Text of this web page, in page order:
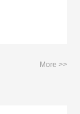
More >>